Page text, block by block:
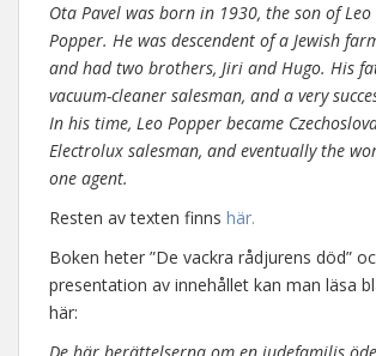
Ota Pavel was born in 1930, the son of
Popper. He was descendent of a Jewish
and had two brothers, Jiri and Hugo. His
vacuum-cleaner salesman, and a very
In his time, Leo Popper became
Electrolux salesman, and eventually the
one agent.
Resten av texten finns här.
Boken heter ”De vackra rådjurens död”
presentation av innehållet kan man läsa
här: